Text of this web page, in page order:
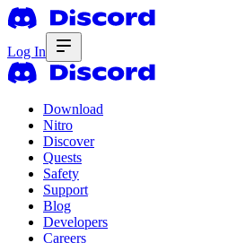
Log In
Download
Nitro
Discover
Quests
Safety
Support
Blog
Developers
Careers